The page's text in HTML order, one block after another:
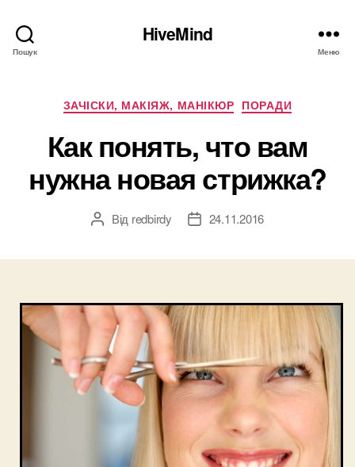
Пошук
HiveMind
Меню
Категорії
ЗАЧІСКИ, МАКІЯЖ, МАНІКЮР ПОРАДИ
Как понять, что вам
нужна новая стрижка?
Автор
Від redbirdy
Дата24.11.2016